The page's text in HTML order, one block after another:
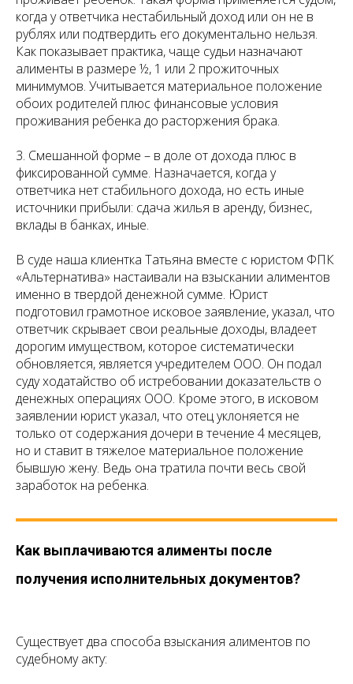
когда у ответчика нестабильный доход или он не в
рублях или подтвердить его документально нельзя.
Как показывает практика, чаще судьи назначают
алименты в размере ½, 1 или 2 прожиточных
минимумов. Учитывается материальное положение
обоих родителей плюс финансовые условия
проживания ребенка до расторжения брака.
3. Смешанной форме – в доле от дохода плюс в
фиксированной сумме. Назначается, когда у
ответчика нет стабильного дохода, но есть иные
источники прибыли: сдача жилья в аренду, бизнес,
вклады в банках, иные.
В суде наша клиентка Татьяна вместе с юристом ФПК
«Альтернатива» настаивали на взыскании алиментов
именно в твердой денежной сумме. Юрист
подготовил грамотное исковое заявление, указал, что
ответчик скрывает свои реальные доходы, владеет
дорогим имуществом, которое систематически
обновляется, является учредителем ООО. Он подал
суду ходатайство об истребовании доказательств о
денежных операциях ООО. Кроме этого, в исковом
заявлении юрист указал, что отец уклоняется не
только от содержания дочери в течение 4 месяцев,
но и ставит в тяжелое материальное положение
бывшую жену. Ведь она тратила почти весь свой
заработок на ребенка.
Как выплачиваются алименты после
получения исполнительных документов?
Существует два способа взыскания алиментов по
судебному акту: